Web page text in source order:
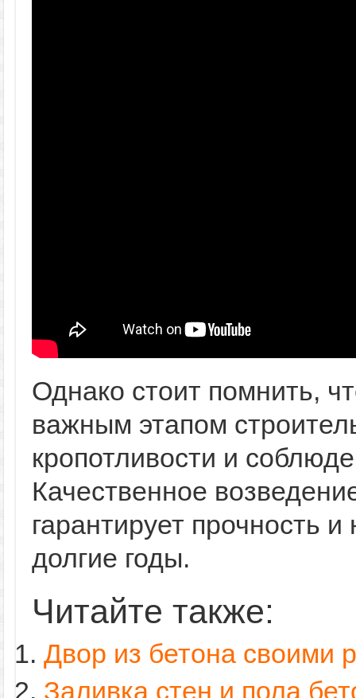
Однако стоит помнить,
важным этапом
кропотливости и
Качественное
гарантирует прочность
долгие годы.
Читайте также:
Двор из бетона своими
Заливка стен и пола